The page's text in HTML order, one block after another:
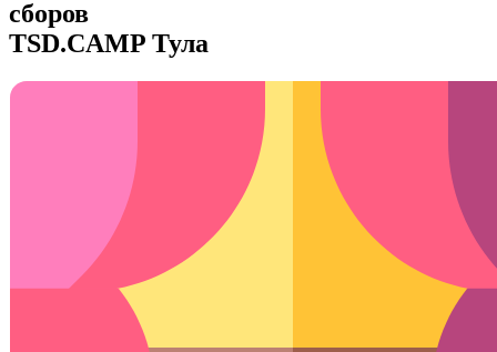
сборов
TSD.CAMP Тула